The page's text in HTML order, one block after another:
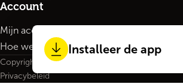
Account
Mijn account
Hoe werkt het?
Copyright 2026
Privacybeleid
Installeer de app